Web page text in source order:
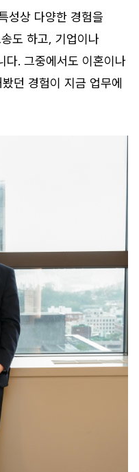
성상 다양한 경험을
도 하고, 기업이나
다. 그중에서도 이혼이나
던 경험이 지금 업무에